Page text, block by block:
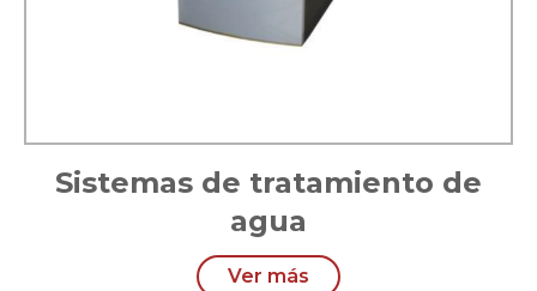
Sistemas de tratamiento de
agua
Ver más